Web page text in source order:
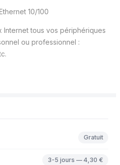
10/100
tous vos périphériques
ou professionnel :
Gratuit
3-5 jours — 4,30 €